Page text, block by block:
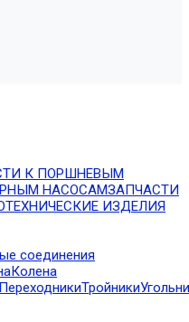
К ПОРШНЕВЫМ
НАСОСАМЗАПЧАСТИ
ИЗДЕЛИЯ
соединения
Колена
ПереходникиТройники